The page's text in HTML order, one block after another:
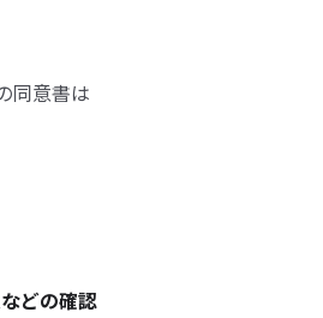
同意書は
どの確認